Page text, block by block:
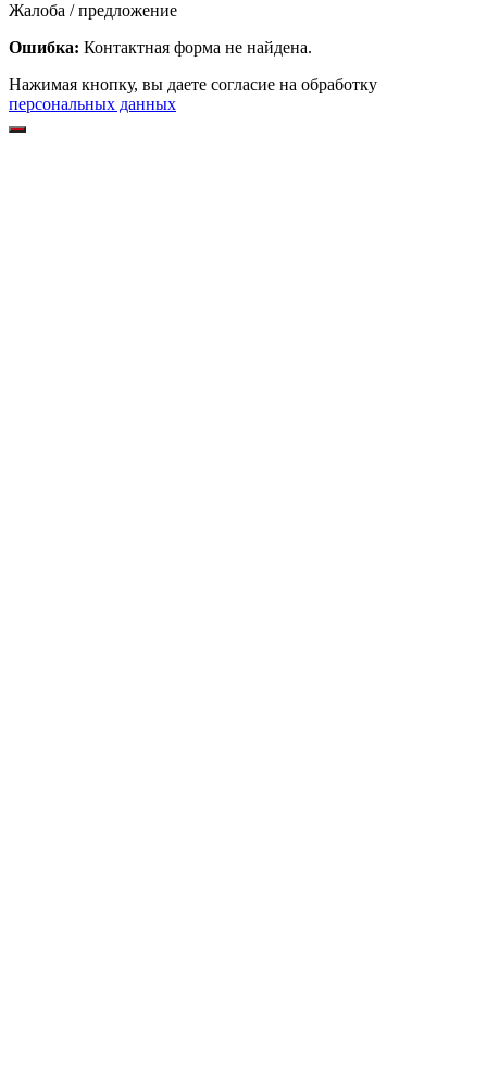
Жалоба / предложение
Ошибка: Контактная форма не найдена.
Нажимая кнопку, вы даете согласие на обработку
персональных данных